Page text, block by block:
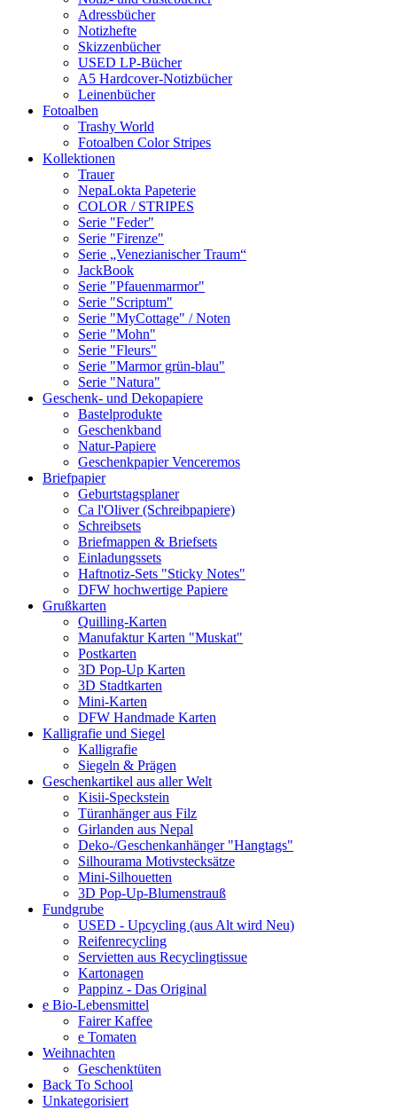
Adressbücher
Notizhefte
Skizzenbücher
USED LP-Bücher
A5 Hardcover-Notizbücher
Leinenbücher
Fotoalben
Trashy World
Fotoalben Color Stripes
Kollektionen
Trauer
NepaLokta Papeterie
COLOR / STRIPES
Serie "Feder"
Serie "Firenze"
Serie „Venezianischer Traum“
JackBook
Serie "Pfauenmarmor"
Serie "Scriptum"
Serie "MyCottage" / Noten
Serie "Mohn"
Serie "Fleurs"
Serie "Marmor grün-blau"
Serie "Natura"
Geschenk- und Dekopapiere
Bastelprodukte
Geschenkband
Natur-Papiere
Geschenkpapier Venceremos
Briefpapier
Geburtstagsplaner
Ca l'Oliver (Schreibpapiere)
Schreibsets
Briefmappen & Briefsets
Einladungssets
Haftnotiz-Sets "Sticky Notes"
DFW hochwertige Papiere
Grußkarten
Quilling-Karten
Manufaktur Karten "Muskat"
Postkarten
3D Pop-Up Karten
3D Stadtkarten
Mini-Karten
DFW Handmade Karten
Kalligrafie und Siegel
Kalligrafie
Siegeln & Prägen
Geschenkartikel aus aller Welt
Kisii-Speckstein
Türanhänger aus Filz
Girlanden aus Nepal
Deko-/Geschenkanhänger "Hangtags"
Silhourama Motivstecksätze
Mini-Silhouetten
3D Pop-Up-Blumenstrauß
Fundgrube
USED - Upcycling (aus Alt wird Neu)
Reifenrecycling
Servietten aus Recyclingtissue
Kartonagen
Pappinz - Das Original
e Bio-Lebensmittel
Fairer Kaffee
e Tomaten
Weihnachten
Geschenktüten
Back To School
Unkategorisiert